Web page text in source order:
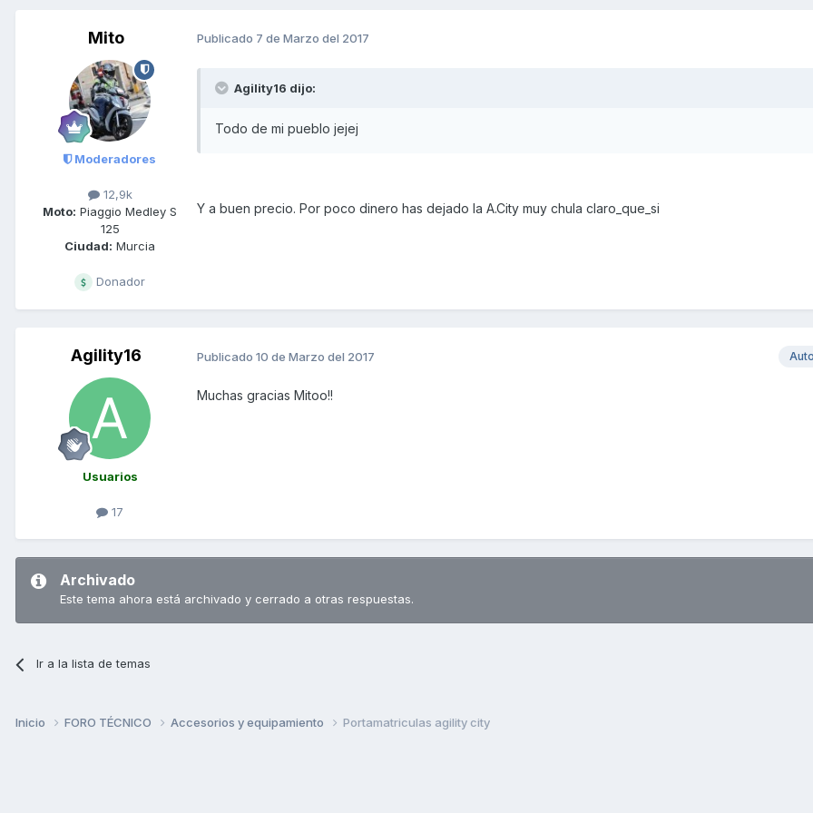
Mito
Moderadores
12,9k
Moto: Piaggio Medley S
125
Ciudad: Murcia
Donador
Publicado 7 de Marzo del 2017
Agility16 dijo:
Todo de mi pueblo jejej
Y a buen precio. Por poco dinero has dejado la A.City muy chula claro_que_si
Agility16
Usuarios
17
Publicado 10 de Marzo del 2017
Muchas gracias Mitoo!!
Archivado
Este tema ahora está archivado y cerrado a otras respuestas.
Ir a la lista de temas
Inicio FORO TÉCNICO Accesorios y equipamiento Portamatriculas agility city